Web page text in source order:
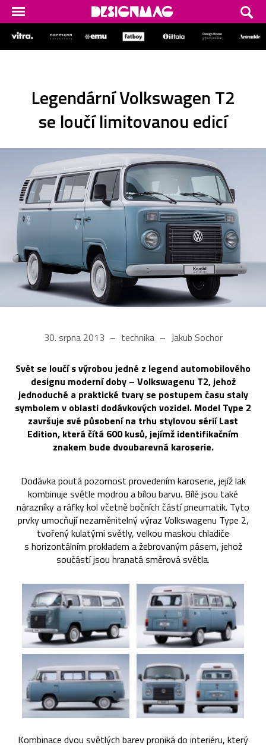
Legendární Volkswagen T2
se loučí limitovanou edicí
30. srpna 2013 technika Jakub Sochor
Svět se loučí s výrobou jedné z legend automobilového
designu moderní doby – Volkswagenu T2, jehož
jednoduché a praktické tvary se postupem času staly
symbolem v oblasti dodávkových vozidel. Model Type 2
završuje své působení na trhu stylovou sérií Last
Edition, která čítá 600 kusů, jejímž identifikačním
znakem bude dvoubarevná karoserie.
Dodávka poutá pozornost provedením karoserie, jejíž lak
kombinuje světle modrou a bílou barvu. Bílé jsou také
nárazníky a ráfky kol včetně bočních částí pneumatik. Tyto
prvky umocňují nezaměnitelný výraz Volkswagenu Type 2,
tvořený kulatými světly, velkou maskou chladiče
s horizontálním prokladem a žebrovaným pásem, jehož
součástí jsou hranatá směrová světla.
Kombinace dvou světlých barev proniká do interiéru, který